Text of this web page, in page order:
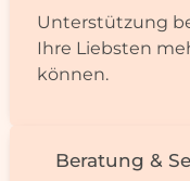
Unterstützung
Ihre Liebsten
können.
Beratung &